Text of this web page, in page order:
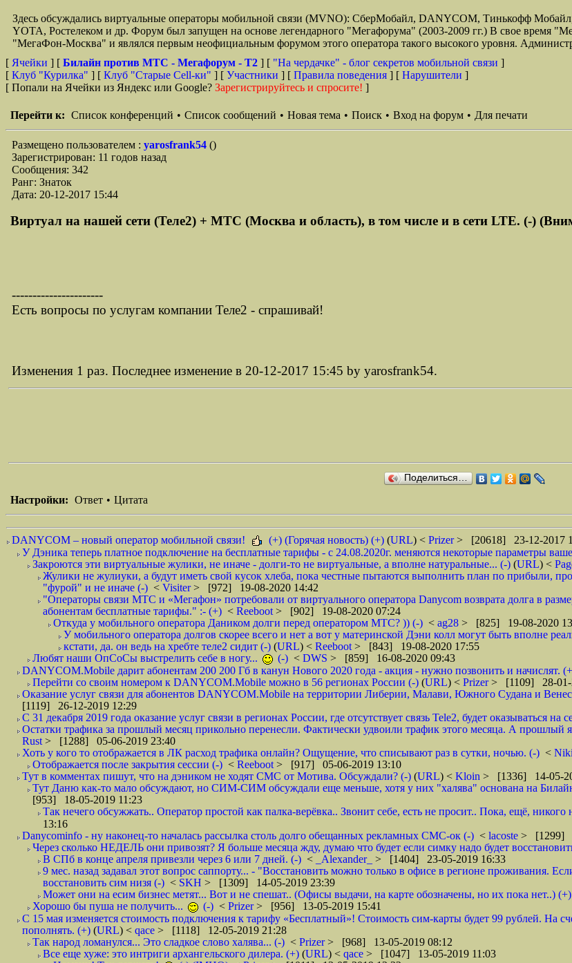
Здесь обсуждались виртуальные операторы мобильной связи (MVNO): СберМобайл, DANYCOM, Тинькофф
YOTA, Ростелеком и др. Форум был запущен на основе легендарного "Мегафорума" (2003-2009 гг.) В свое время
"МегаФон-Москва" и являлся первым неофициальным форумом этого оператора такого высокого уровня.
[ Ячейки ] [ Билайн против МТС - Мегафорум - T2 ] [ "На чердачке" - блог секретов мобильной связи ]
[ Клуб "Курилка" ] [ Клуб "Старые Сell-ки" ] [ Участники ] [ Правила поведения ] [ Нарушители ]
[ Попали на Ячейки из Яндекс или Google? Зарегистрируйтесь и спросите! ]
Перейти к: Список конференций • Список сообщений • Новая тема • Поиск • Вход на форум • Для печати
Размещено пользователем : yarosfrank54 ()
Зарегистрирован: 11 годов назад
Сообщения: 342
Ранг: Знаток
Дата: 20-12-2017 15:44
Виртуал на нашей сети (Теле2) + МТС (Москва и область), в том числе и в сети LTE. (-)
----------------------
Есть вопросы по услугам компании Теле2 - спрашивай!
Изменения 1 раз. Последнее изменение в 20-12-2017 15:45 by yarosfrank54.
Поделиться…
Настройки: Ответ • Цитата
DANYCOM – новый оператор мобильной связи! (+) (Горячая новость) (+) (URL) < Prizer> [20618] 23-12-2017
У Дэника теперь платное подключение на бесплатные тарифы - с 24.08.2020г. меняются некоторые параметры
Закроются эти виртуальные жулики, не иначе - долги-то не виртуальные, а вполне натуральные... (-) (URL) <
Жулики не жулиуки, а будут иметь свой кусок хлеба, пока честные пытаются выполнить план по прибыли,
"фурой" и не иначе (-) < Visiter> [972] 19-08-2020 14:42
"Операторы связи МТС и «Мегафон» потребовали от виртуального оператора Danycom возврата долга в
абонентам бесплатные тарифы." :- (+) < Reeboot > [902] 19-08-2020 07:24
Откуда у мобильного оператора Даником долги перед оператором МТС? )) (-) < ag28 > [825] 19-08-2020
У мобильного оператора долгов скорее всего и нет а вот у материнской Дэни колл могут быть вполне
кстати, да. он ведь на хребте теле2 сидит (-) (URL) < Reeboot > [843] 19-08-2020 17:55
Любят наши ОпСоСы выстрелить себе в ногу...
(-) < DWS > [859] 16-08-2020 09:43
DANYCOM.Mobile дарит абонентам 200 200 Гб в канун Нового 2020 года - акция - нужно позвонить и начислят.
Перейти со своим номером к DANYCOM.Mobile можно в 56 регионах России (-) (URL) < Prizer> [1109] 28-01-
Оказание услуг связи для абонентов DANYCOM.Mobile на территории Либерии, Малави, Южного Судана и
[1119] 26-12-2019 12:29
С 31 декабря 2019 года оказание услуг связи в регионах России, где отсутствует связь Tele2, будет оказываться
Остатки трафика за прошлый месяц прикольно перенесли. Фактически удвоили трафик этого месяца. А
Rust > [1288] 05-06-2019 23:40
Хоть у кого то отображается в ЛК расход трафика онлайн? Ощущение, что списывают раз в сутки, ночью. (-) < Niki
Отображается после закрытия сессии (-) < Reeboot > [917] 05-06-2019 13:10
Тут в комментах пишут, что на дэником не ходят СМС от Мотива. Обсуждали? (-) (URL) < Kloin > [1336] 14-05-
Тут Даню как-то мало обсуждают, но СИМ-СИМ обсуждали еще меньше, хотя у них "халява" основана на
[953] 18-05-2019 11:23
Так нечего обсужжать.. Оператор простой как палка-верёвка.. Звонит себе, есть не просит.. Пока, ещё,
13:16
Danycominfo - ну наконец-то началась рассылка столь долго обещанных рекламных СМС-ок (-) < lacoste > [1299]
Через сколько НЕДЕЛЬ они привозят? Я больше месяца жду, думаю что будет если симку надо будет
В СПб в конце апреля привезли через 6 или 7 дней. (-) < _Alexander_ > [1404] 23-05-2019 16:33
9 мес. назад задавал этот вопрос саппорту... - "Восстановить можно только в офисе в регионе проживания.
восстановить сим низя (-) < SKH > [1309] 14-05-2019 23:39
Может они на есим бизнес метят... Вот и не спешат.. (Офисы выдачи, на карте обозначены, но их пока нет..) (+)
Хорошо бы пуша не получить...
(-) < Prizer> [956] 13-05-2019 15:41
С 15 мая изменяется стоимость подключения к тарифу «Бесплатный»! Стоимость сим-карты будет 99 рублей. На
пополнять. (+) (URL) < qace > [1118] 12-05-2019 21:28
Так народ ломанулся... Это сладкое слово халява... (-) < Prizer> [968] 13-05-2019 08:12
Все еще хуже: это интриги архангельского дилера. (+) (URL) < qace > [1047] 13-05-2019 11:03